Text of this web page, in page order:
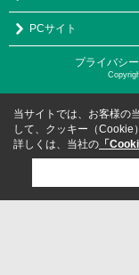
PCサイト
プライバシ
当サイトでは、お客様の
して、クッキー（Cookie
詳しくは、当社の 「